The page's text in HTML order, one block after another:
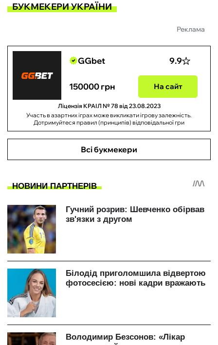
БУКМЕКЕРИ УКРАЇНИ
Реклама
GGbet 9.9
150000 грн На сайт
Ліцензія КРАІЛ № 78 від 23.08.2023
Участь в азартних іграх може викликати ігрову залежність.
Дотримуйтеся правил (принципів) відповідальної гри
Всі букмекери